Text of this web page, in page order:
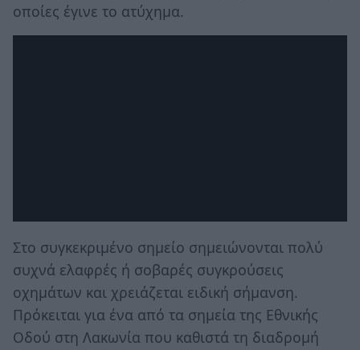
οποίες έγινε το ατύχημα.
Στο συγκεκριμένο σημείο σημειώνονται πολύ
συχνά ελαφρές ή σοβαρές συγκρούσεις
οχημάτων και χρειάζεται ειδική σήμανση.
Πρόκειται για ένα από τα σημεία της Εθνικής
Οδού στη Λακωνία που καθιστά τη διαδρομή